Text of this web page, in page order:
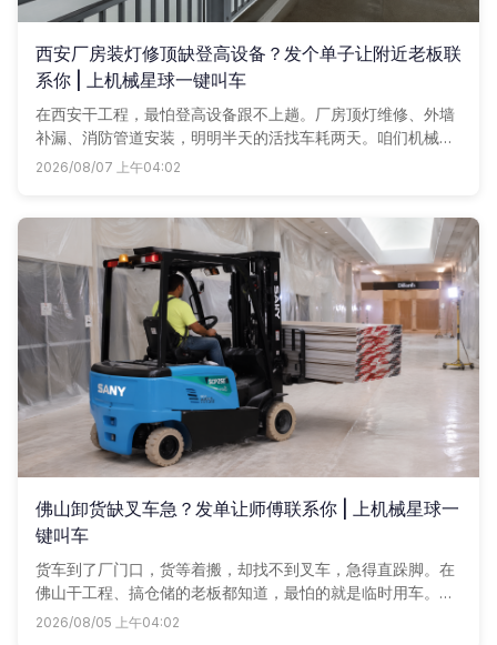
西安厂房装灯修顶缺登高设备？发个单子让附近老板联
系你 | 上机械星球一键叫车
在西安干工程，最怕登高设备跟不上趟。厂房顶灯维修、外墙
补漏、消防管道安装，明明半天的活找车耗两天。咱们机械星
球把周边升降车、曲臂车、高空作业车全搬上线，发个单子，
2026/08/07 上午04:02
佛山卸货缺叉车急？发单让师傅联系你 | 上机械星球一
键叫车
货车到了厂门口，货等着搬，却找不到叉车，急得直跺脚。在
佛山干工程、搞仓储的老板都知道，最怕的就是临时用车。现
在简单了，咱们机械星球把附近车老板都聚一块儿了，发个单
2026/08/05 上午04:02